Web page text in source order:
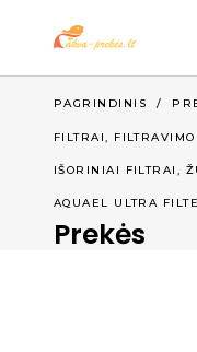
PAGRINDINIS /
FILTRAI,
IŠORINIAI FILTRAI ,
AQUAEL ULTRA
Prekės